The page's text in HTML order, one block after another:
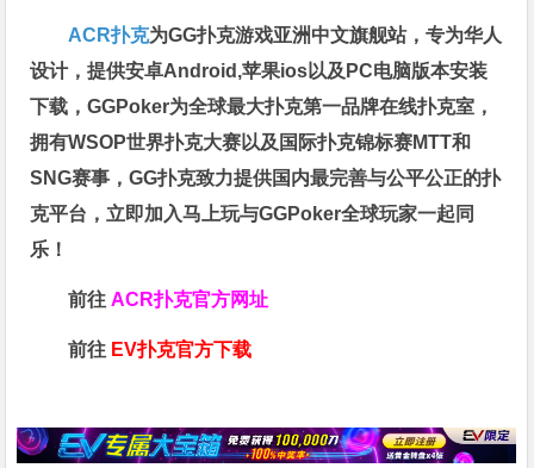
ACR扑克为GG扑克游戏亚洲中文旗舰站，专为华人
设计，提供安卓Android,苹果ios以及PC电脑版本安装
下载，GGPoker为全球最大扑克第一品牌在线扑克室，
拥有WSOP世界扑克大赛以及国际扑克锦标赛MTT和
SNG赛事，GG扑克致力提供国内最完善与公平公正的扑
克平台，立即加入马上玩与GGPoker全球玩家一起同
乐！
前往ACR扑克官方网址
前往 EV扑克官方下载